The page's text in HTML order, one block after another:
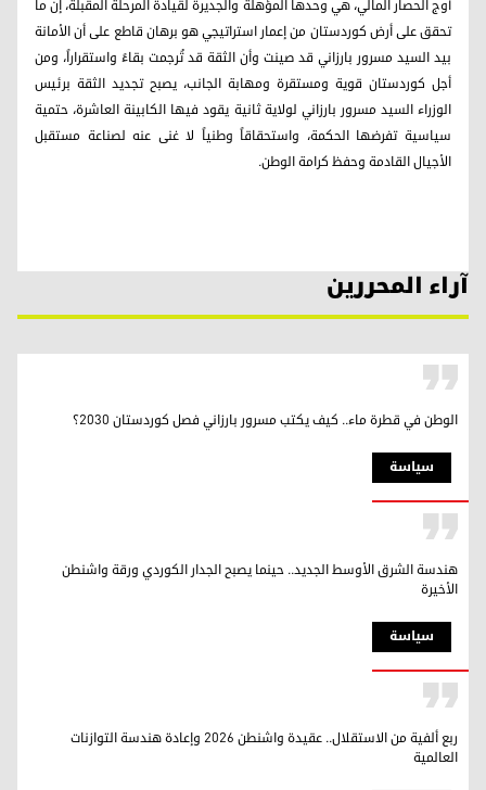
أوج الحصار المالي، هي وحدها المؤهلة والجديرة لقيادة المرحلة المقبلة، إن ما
تحقق على أرض كوردستان من إعمار استراتيجي هو برهان قاطع على أن الأمانة
بيد السيد مسرور بارزاني قد صينت وأن الثقة قد تُرجمت بقاءً واستقراراً، ومن
أجل كوردستان قوية ومستقرة ومهابة الجانب، يصبح تجديد الثقة برئيس
الوزراء السيد مسرور بارزاني لولاية ثانية يقود فيها الكابينة العاشرة، حتمية
سياسية تفرضها الحكمة، واستحقاقاً وطنياً لا غنى عنه لصناعة مستقبل
الأجيال القادمة وحفظ كرامة الوطن.
آراء المحررين
سیاسة
الوطن في قطرة ماء.. كيف يكتب مسرور بارزاني فصل كوردستان 2030؟
سیاسة
هندسة الشرق الأوسط الجديد.. حينما يصبح الجدار الكوردي ورقة واشنطن
الأخيرة
ربع ألفية من الاستقلال.. عقيدة واشنطن 2026 وإعادة هندسة التوازنات
العالمية